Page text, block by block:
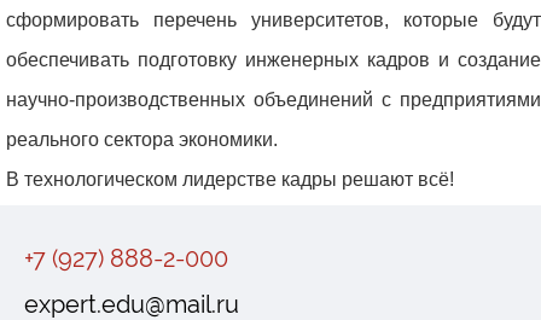
сформировать перечень университетов, которые будут
обеспечивать подготовку инженерных кадров и создание
научно-производственных объединений с предприятиями
реального сектора экономики.
В технологическом лидерстве кадры решают всё!
+7 (927) 888-2-000
expert.edu@mail.ru